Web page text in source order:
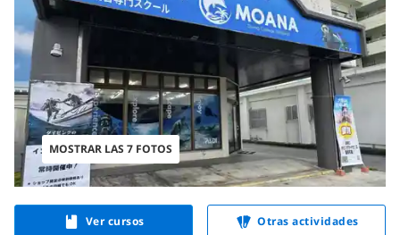
MOSTRAR LAS 7 FOTOS
Ver cursos Otras actividades